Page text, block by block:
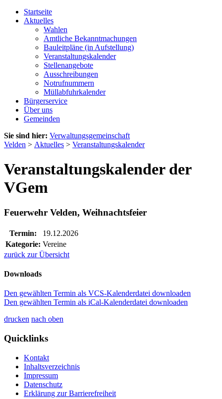
Startseite
Aktuelles
Wahlen
Amtliche Bekanntmachungen
Bauleitpläne (in Aufstellung)
Veranstaltungskalender
Stellenangebote
Ausschreibungen
Notrufnummern
Müllabfuhrkalender
Bürgerservice
Über uns
Gemeinden
Sie sind hier: Verwaltungsgemeinschaft
Velden > Aktuelles > Veranstaltungskalender
Veranstaltungskalender der
VGem
Feuerwehr Velden, Weihnachtsfeier
Termin:
19.12.2026
Kategorie: Vereine
zurück zur Übersicht
Downloads
Den gewählten Termin als VCS-Kalenderdatei downloaden
Den gewählten Termin als iCal-Kalenderdatei downloaden
drucken nach oben
Quicklinks
Kontakt
Inhaltsverzeichnis
Impressum
Datenschutz
Erklärung zur Barrierefreiheit